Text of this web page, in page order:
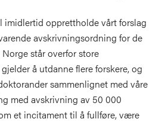
imidlertid opprettholde vårt forslag
avskrivningsordning for de
står overfor store
å utdanne flere forskere, og
sammenlignet med våre
med avskrivning av 50 000
et incitament til å fullføre, være